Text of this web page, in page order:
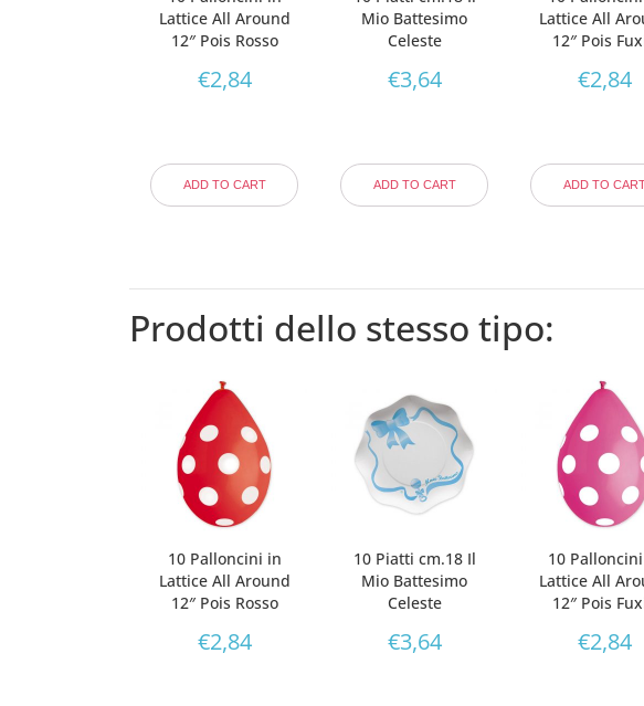
Lattice All Around
12″ Pois Rosso
€2,84
ADD TO CART
Mio Battesimo
Celeste
€3,64
ADD TO CART
Lattice All
12″ Pois
€2,84
ADD TO
Prodotti dello stesso tipo:
10 Palloncini in
Lattice All Around
12″ Pois Rosso
€2,84
10 Piatti cm.18 Il
Mio Battesimo
Celeste
€3,64
10
Lattice All
12″ Pois
€2,84